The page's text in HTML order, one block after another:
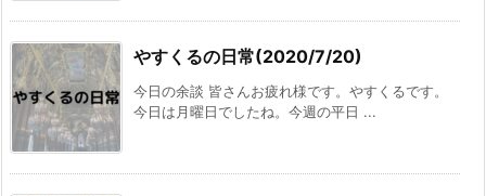
やすくるの日常(2020/7/20)
今日の余談 皆さんお疲れ様です。やすくるです。
今日は月曜日でしたね。今週の平日 ...